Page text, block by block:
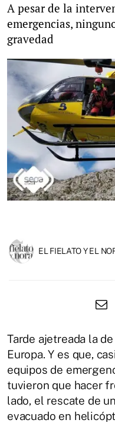
A pesar de la
emergencias,
gravedad
EL FIELATO Y EL
Tarde ajetreada la
Europa. Y es que,
equipos de
tuvieron que hacer
lado, el rescate de
evacuado en